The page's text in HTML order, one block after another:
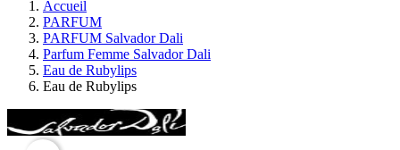
Accueil
PARFUM
PARFUM Salvador Dali
Parfum Femme Salvador Dali
Eau de Rubylips
Eau de Rubylips